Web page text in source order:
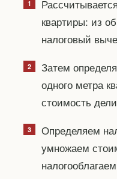
квартиры: из
налоговый
Затем
одного метра
стоимость
Определяем
умножаем